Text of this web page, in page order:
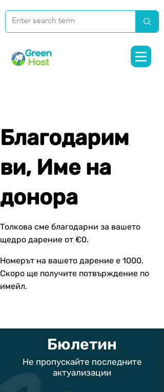
Благодарим
ви, Име на
донора
Толкова сме благодарни за вашето
щедро дарение от €0.
Номерът на вашето дарение е 1000.
Скоро ще получите потвърждение по
имейл.
Бюлетин
Не пропускайте последните
актуализации